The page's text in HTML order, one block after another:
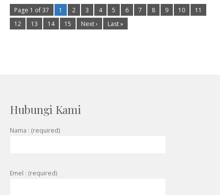
Page 1 of 37 1 2 3 4 5 6 7 8 9 10
11
12
13 14 15 Next › Last »
Hubungi Kami
Nama : (required)
Emel : (required)